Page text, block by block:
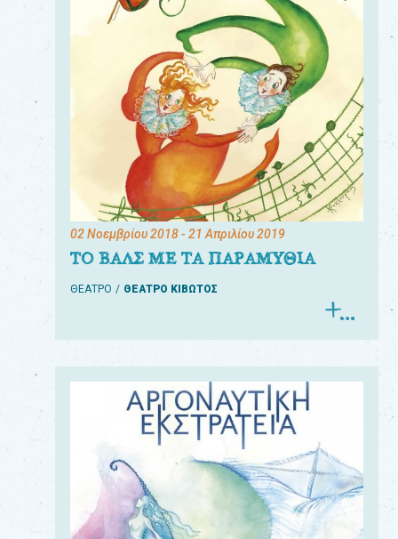
02 Νοεμβρίου 2018- 21 Απριλίου 2019
ΤΟ ΒΑΛΣ ΜΕ ΤΑ ΠΑΡΑΜΥΘΙΑ
ΘΕΑΤΡΟ ΘΕΑΤΡΟ ΚΙΒΩΤΟΣ